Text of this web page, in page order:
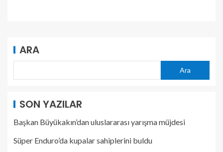
ARA
Ara
SON YAZILAR
Başkan Büyükakın’dan uluslararası yarışma müjdesi
Süper Enduro’da kupalar sahiplerini buldu